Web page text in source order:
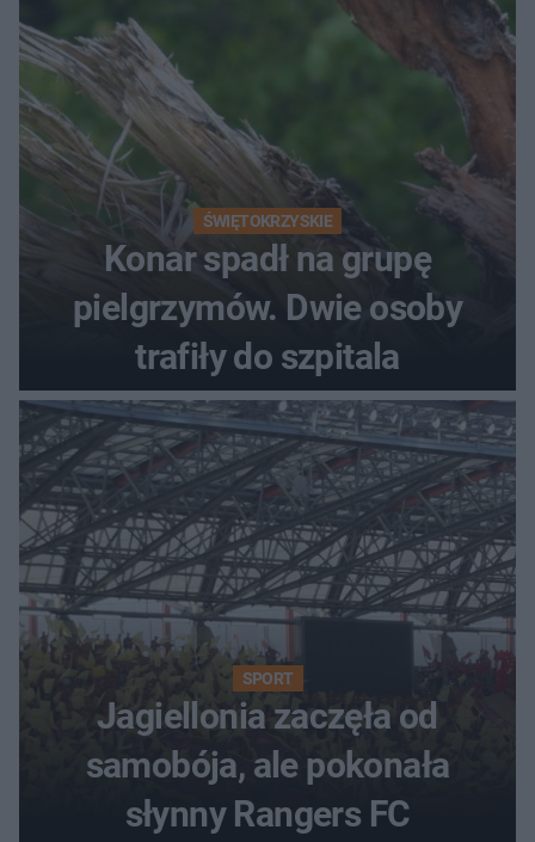
ŚWIĘTOKRZYSKIE
Konar spadł na grupę
pielgrzymów. Dwie osoby
trafiły do szpitala
SPORT
Jagiellonia zaczęła od
samobója, ale pokonała
słynny Rangers FC